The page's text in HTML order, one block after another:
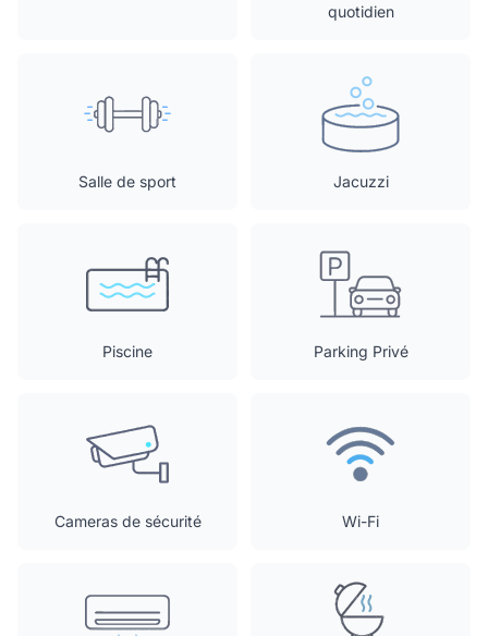
quotidien
Salle de sport Jacuzzi
Piscine Parking Privé
Cameras de sécurité Wi-Fi